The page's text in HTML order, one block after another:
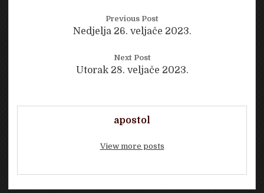
Previous Post
Nedjelja 26. veljače 2023.
Next Post
Utorak 28. veljače 2023.
apostol
View more posts